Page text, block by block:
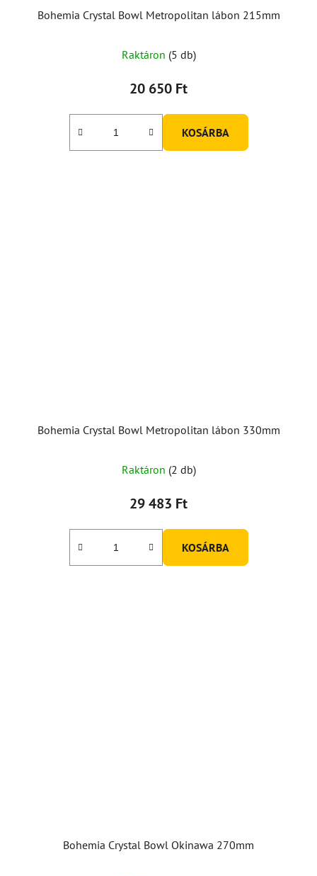
Bohemia Crystal Bowl Metropolitan lábon 215mm
Raktáron (5 db)
20 650 Ft
KOSÁRBA
Bohemia Crystal Bowl Metropolitan lábon 330mm
Raktáron (2 db)
29 483 Ft
KOSÁRBA
Bohemia Crystal Bowl Okinawa 270mm